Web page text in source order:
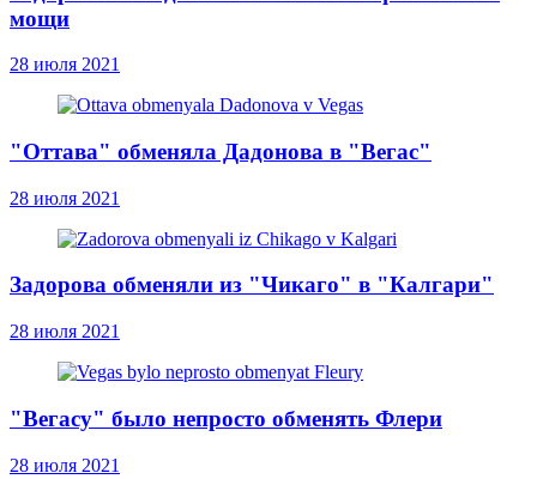
мощи
28 июля 2021
"Оттава" обменяла Дадонова в "Вегас"
28 июля 2021
Задорова обменяли из "Чикаго" в "Калгари"
28 июля 2021
"Вегасу" было непросто обменять Флери
28 июля 2021